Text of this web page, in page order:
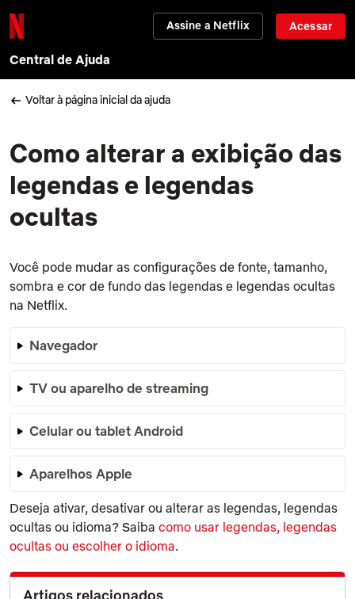
Assine a Netflix Acessar
Central de Ajuda
Voltar à página inicial da ajuda
Como alterar a exibição das
legendas e legendas
ocultas
Você pode mudar as configurações de fonte, tamanho,
sombra e cor de fundo das legendas e legendas ocultas
na Netflix.
Navegador
TV ou aparelho de streaming
Celular ou tablet Android
Aparelhos Apple
Deseja ativar, desativar ou alterar as legendas, legendas
ocultas ou idioma? Saiba como usar legendas, legendas
ocultas ou escolher o idioma.
Artigos relacionados